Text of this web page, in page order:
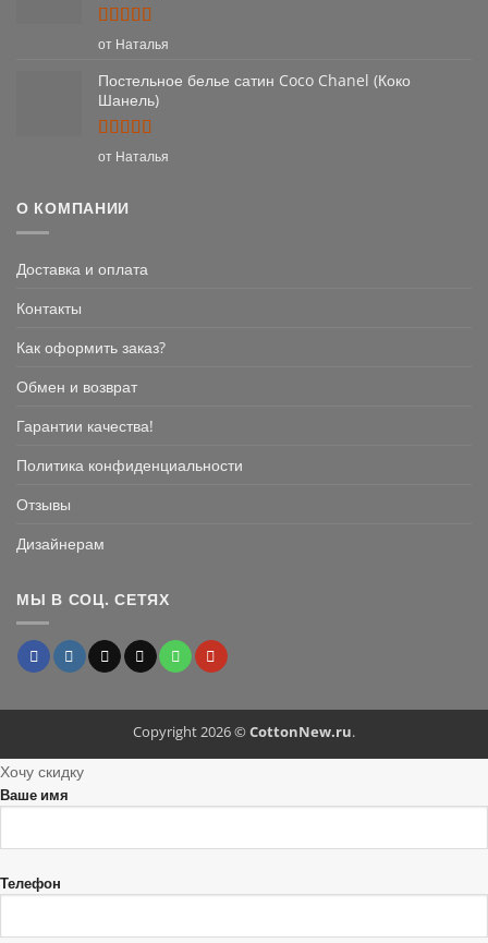
Оценка5
от Наталья
Постельное белье сатин Coco Chanel (Коко
Шанель)
Оценка5
от Наталья
О КОМПАНИИ
Доставка и оплата
Контакты
Как оформить заказ?
Обмен и возврат
Гарантии качества!
Политика конфиденциальности
Отзывы
Дизайнерам
МЫ В СОЦ. СЕТЯХ
Copyright 2026 ©CottonNew.ru.
Хочу скидку
Ваше имя
Телефон